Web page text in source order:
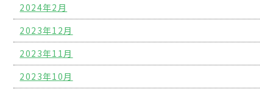
2024年2月
2023年12月
2023年11月
2023年10月